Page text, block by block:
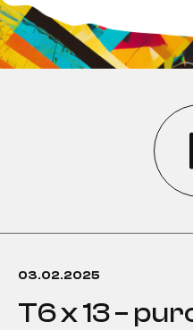
03.02.2025
t6 x 13 –